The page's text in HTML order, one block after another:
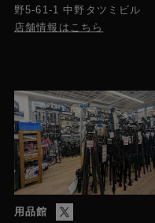
野5-61-1 中野タツミビル
店舗情報はこちら
用品館